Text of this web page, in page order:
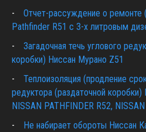
Отчет-рассуждение о ремонте
Pathfinder R51 c 3-х литровым
Загадочная течь углового
коробки) Ниссан Мурано Z51
Теплоизоляция (продление
редуктора (раздаточной
NISSAN PATHFINDER R52,
Не набирает обороты Ниссан